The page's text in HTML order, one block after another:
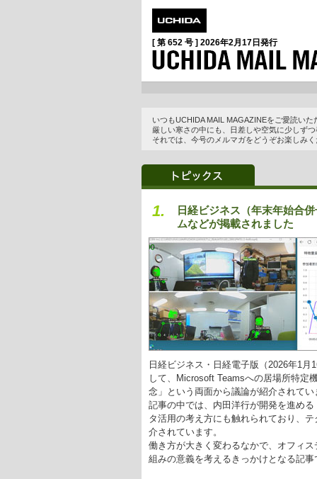
[ 第 652 号 ] 2026年2月17日 発行
いつもUCHIDA MAIL MAGAZINEをご愛読い
厳しい寒さの中にも、日差しや空気に少しず
それでは、今号のメルマガをどうぞお楽しみ
1.
日経ビジネス（年末年始合
ムなどが掲載されました
日経ビジネス・日経電子版（2026年1
して、Microsoft Teamsへの居場所特定
念」という両面から議論が紹介されてい
記事の中では、内田洋行が開発を進め
タ活用の考え方にも触れられており、
介されています。
働き方が大きく変わるなかで、オフィ
組みの意義を考えるきっかけとなる記事